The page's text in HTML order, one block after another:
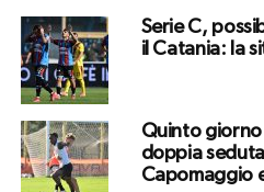
Serie C,
il Catania: la
Quinto
doppia
Capomaggio